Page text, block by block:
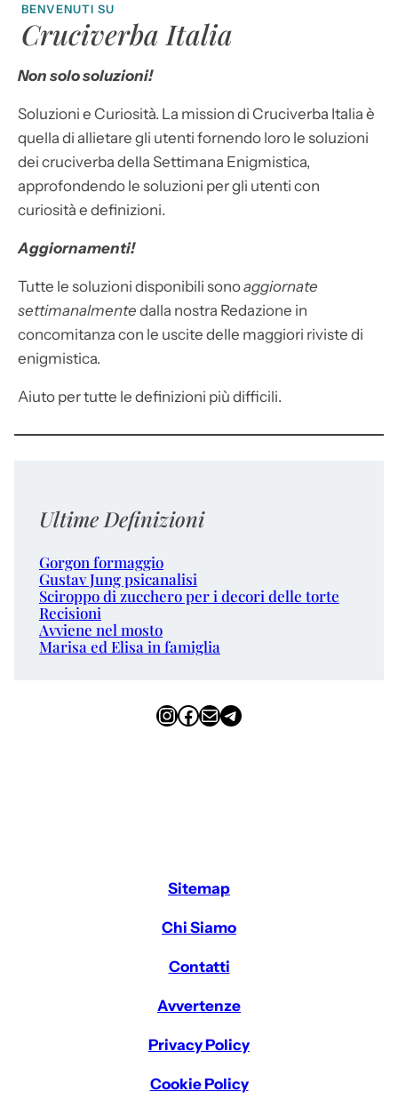
BENVENUTI SU
Cruciverba Italia
Non solo soluzioni!
Soluzioni e Curiosità. La mission di Cruciverba Italia è
quella di allietare gli utenti fornendo loro le soluzioni
dei cruciverba della Settimana Enigmistica,
approfondendo le soluzioni per gli utenti con
curiosità e definizioni.
Aggiornamenti!
Tutte le soluzioni disponibili sonoaggiornate
settimanalmente dalla nostra Redazione in
concomitanza con le uscite delle maggiori riviste di
enigmistica.
Aiuto per tutte le definizioni più difficili.
Ultime Definizioni
Gorgon formaggio
Gustav Jung psicanalisi
Sciroppo di zucchero per i decori delle torte
Recisioni
Avviene nel mosto
Marisa ed Elisa in famiglia
InstagramFacebook Email Telegram
Sitemap
Chi Siamo
Contatti
Avvertenze
Privacy Policy
Cookie Policy